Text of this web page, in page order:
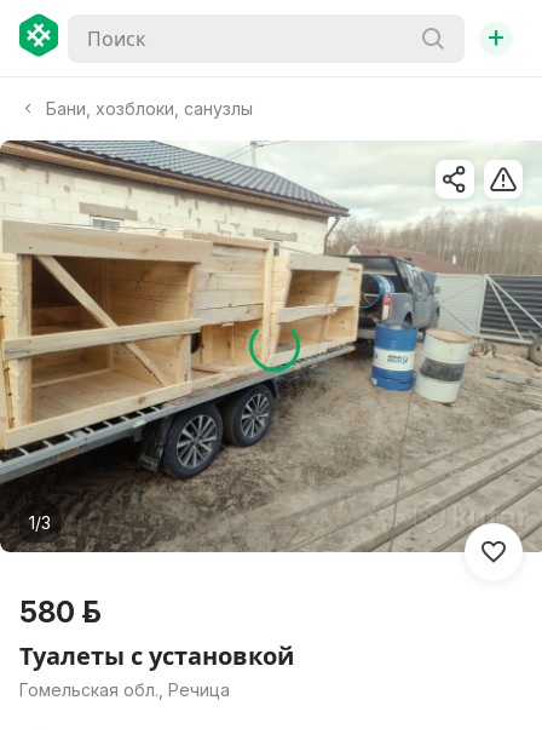
+
Бани, хозблоки, санузлы
1/3
580 р.
Туалеты с установкой
Гомельская обл., Речица